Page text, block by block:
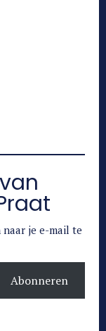
je e-mail te
Abonneren